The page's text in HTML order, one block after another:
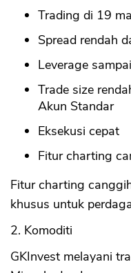
Trading di 19
Spread rendah
Leverage
Trade size
Akun Standar
Eksekusi cepat
Fitur charting
Fitur charting
khusus untuk
2. Komoditi
GKInvest melayani